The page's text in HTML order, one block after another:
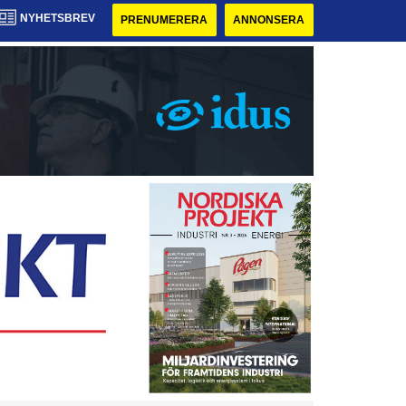
NYHETSBREV PRENUMERERA ANNONSERA